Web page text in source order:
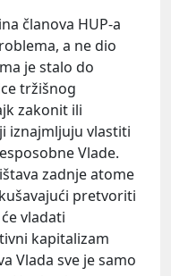
članova HUP-a
a ne dio
je stalo do
tržišnog
zakonit ili
iznajmljuju vlastiti
Vlade.
zadnje atome
pretvoriti
vladati
kapitalizam
Vlada sve je samo